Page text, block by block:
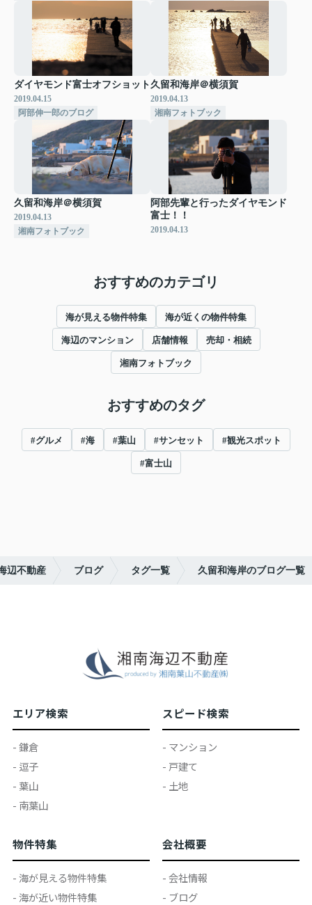
ダイヤモンド富士オフショット
2019.04.15
阿部伸一郎のブログ
久留和海岸＠横須賀
2019.04.13
湘南フォトブック
久留和海岸＠横須賀
2019.04.13
湘南フォトブック
阿部先輩と行ったダイヤモンド
富士！！
2019.04.13
おすすめのカテゴリ
海が見える物件特集 海が近くの物件特集
海辺のマンション 店舗情報 売却・相続
湘南フォトブック
おすすめのタグ
#グルメ #海 #葉山 #サンセット #観光スポット
#富士山
辺不動産 ブログ タグ一覧 久留和海岸のブログ一覧
エリア検索
- 鎌倉
- 逗子
- 葉山
- 南葉山
スピード検索
- マンション
- 戸建て
- 土地
物件特集
- 海が見える物件特集
- 海が近い物件特集
会社概要
- 会社情報
- ブログ